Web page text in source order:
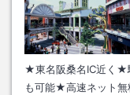
★東名阪桑名IC近く★
も可能★高速ネット無